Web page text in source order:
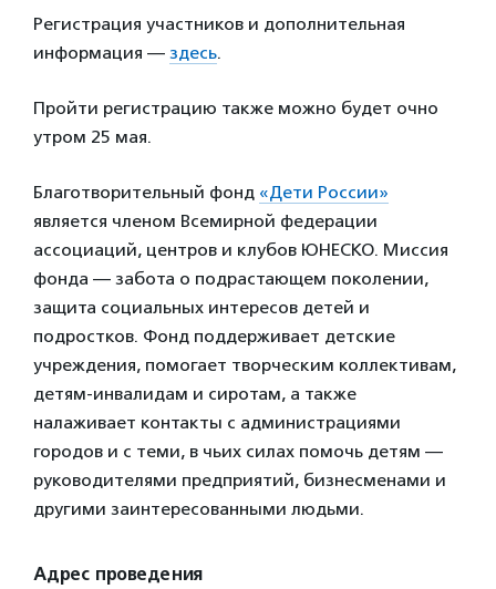
Регистрация участников и дополнительная
информация — здесь.
Пройти регистрацию также можно будет очно
утром 25 мая.
Благотворительный фонд «Дети России»
является членом Всемирной федерации
ассоциаций, центров и клубов ЮНЕСКО. Миссия
фонда — забота о подрастающем поколении,
защита социальных интересов детей и
подростков. Фонд поддерживает детские
учреждения, помогает творческим коллективам,
детям-инвалидам и сиротам, а также
налаживает контакты с администрациями
городов и с теми, в чьих силах помочь детям —
руководителями предприятий, бизнесменами и
другими заинтересованными людьми.
Адрес проведения